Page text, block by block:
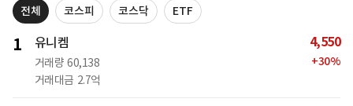
전체 코스피 코스닥 ETF
1 유니켐
거래량 60,138
거래대금 2.7억
4,550
+30%